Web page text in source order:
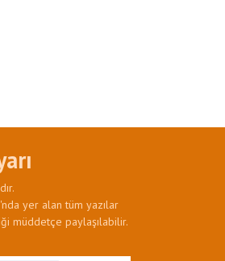
yer alan tüm yazılar
müddetçe paylaşılabilir.